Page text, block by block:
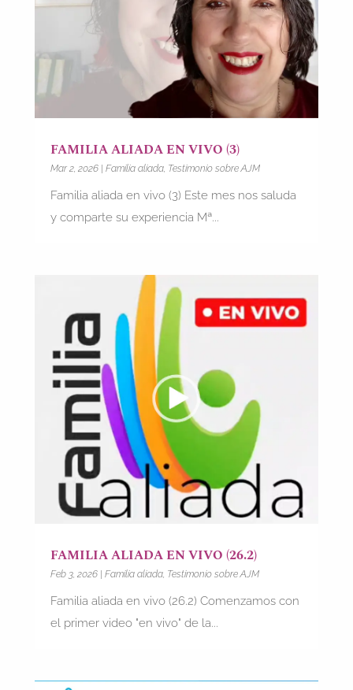
FAMILIA ALIADA EN VIVO (3)
Mar 2, 2026| Familia aliada, Testimonio sobre AJM
Familia aliada en vivo (3) Este mes nos saluda
y comparte su experiencia Mª...
FAMILIA ALIADA EN VIVO (26.2)
Feb 3, 2026| Familia aliada, Testimonio sobre AJM
Familia aliada en vivo (26.2) Comenzamos con
el primer video "en vivo" de la...